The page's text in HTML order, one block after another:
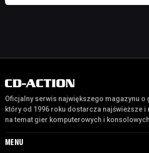
Oficjalny serwis największego magazynu o
który od 1996 roku dostarcza najświeższe
na temat gier komputerowych i
MENU